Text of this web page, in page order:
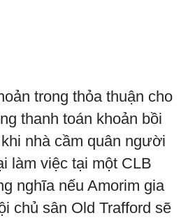
trong thỏa thuận cho
thanh toán khoản bồi
nhà cầm quân người
làm việc tại một CLB
nghĩa nếu Amorim gia
chủ sân Old Trafford sẽ